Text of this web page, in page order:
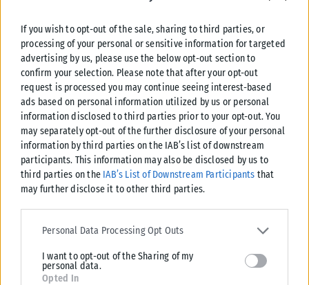
If you wish to opt-out of the sale, sharing to third parties, or
processing of your personal or sensitive information for targeted
advertising by us, please use the below opt-out section to
confirm your selection. Please note that after your opt-out
request is processed you may continue seeing interest-based
ads based on personal information utilized by us or personal
information disclosed to third parties prior to your opt-out. You
may separately opt-out of the further disclosure of your personal
information by third parties on the IAB’s list of downstream
participants. This information may also be disclosed by us to
third parties on the IAB’s List of Downstream Participants that
may further disclose it to other third parties.
Please note that this website/app uses one or more Google
services and may gather and store information including but not
deny consent to Google and its third-party tags to use your data
for below specified purposes in below Google consent section.
Personal Data Processing Opt Outs
I want to opt-out of the Sharing of my
personal data.
Opted In
Πώς θα είναι ο καιρός το Σαββατοκύριακο στη βόρεια
Ελλάδα
Με άνοδο της θερμοκρασίας και ενίσχυση των μελτεμιών θα κυλήσει το
Σαββατοκύριακο. Από την Κυριακή, οι ισχυροί βόρειοι –
βορειοανατολικοί...
ΑΝΑΡΤΉΘΗΚΕ ΑΠΌ ΓΙΏΡΓΟΣ ΜΥΛΩΝΆΣ 07/08/2026